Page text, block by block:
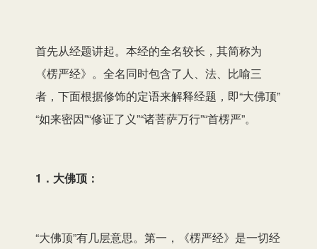
首先从经题讲起。本经的全名较长，其简称为
《楞严经》。全名同时包含了人、法、比喻三
者，下面根据修饰的定语来解释经题，即“大佛顶”
“如来密因”“修证了义”“诸菩萨万行”“首楞严”。
1．大佛顶：
“大佛顶”有几层意思。第一，《楞严经》是一切经